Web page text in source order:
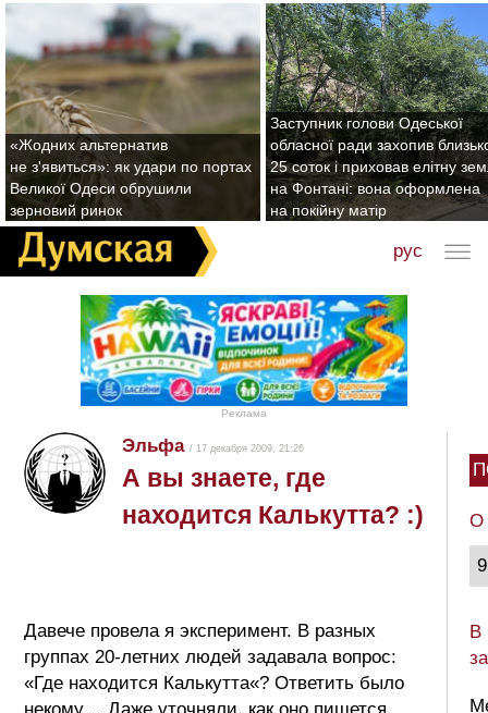
«Жодних альтернатив
не з'явиться»: як удари по портах
Великої Одеси обрушили
зерновий ринок
Заступник голови Одеської
обласної ради захопив
25 соток і приховав елітну
на Фонтані: вона оформлена
на покійну матір
рус
Реклама
Эльфа / 17 декабря 2009, 21:26
А вы знаете, где
находится Калькутта? :)
Давече провела я эксперимент. В разных
группах 20-летних людей задавала вопрос:
«Где находится Калькутта«? Ответить было
О
В